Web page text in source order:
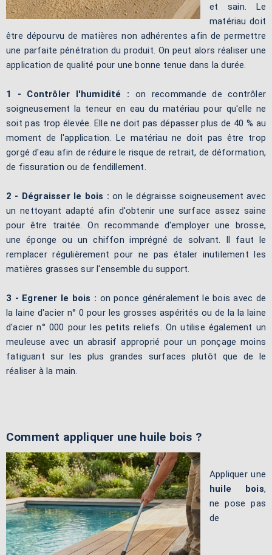
et sain. Le
matériau doit
être dépourvu de matières non adhérentes afin de permettre
une parfaite pénétration du produit. On peut alors réaliser une
application de qualité pour une bonne tenue dans la durée.
1 - Contrôler l'humidité :
on recommande de contrôler
soigneusement la teneur en eau du matériau pour qu'elle ne
soit pas trop élevée. Elle ne doit pas dépasser plus de 40 % au
moment de l'application. Le matériau ne doit pas être trop
gorgé d'eau afin de réduire le risque de retrait, de déformation,
de fissuration ou de fendillement.
2 - Dégraisser le bois : on le dégraisse soigneusement avec
un nettoyant adapté afin d'obtenir une surface assez saine
pour être traitée. On recommande d'employer une brosse,
une éponge ou un chiffon imprégné de solvant. Il faut le
remplacer régulièrement pour ne pas étaler inutilement les
matières grasses sur l'ensemble du support.
3 - Egrener le bois : on ponce généralement le bois avec de
la laine d'acier n° 0 pour les grosses aspérités ou de la la laine
d'acier n° 000 pour les petits reliefs. On utilise également un
meuleuse avec un abrasif approprié pour un ponçage moins
fatiguant sur les plus grandes surfaces plutôt que de le
réaliser à la main.
Comment appliquer une huile bois ?
Appliquer une
huile bois,
ne pose pas
de